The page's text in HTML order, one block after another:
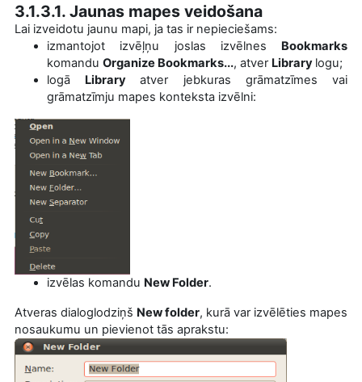
3.1.3.1. Jaunas mapes veidošana
Lai izveidotu jaunu mapi, ja tas ir nepieciešams:
izmantojot izvēļņu joslas izvēlnes Bookmarks
komandu Organize Bookmarks..., atver Library logu;
logā Libraryatver jebkuras grāmatzīmes vai
grāmatzīmju mapes konteksta izvēlni:
izvēlas komandu New Folder.
Atveras dialoglodziņš New folder, kurā var izvēlēties mapes
nosaukumu un pievienot tās aprakstu: